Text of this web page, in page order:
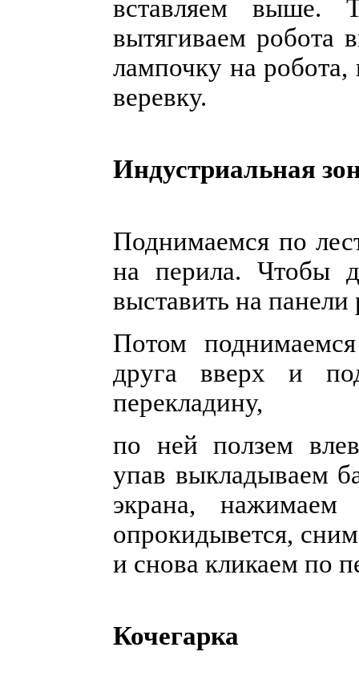
вставляем выше.
вытягиваем робота
лампочку на
веревку.
Индустриальная
Поднимаемся по
на перила. Чтобы
выставить на
Потом
друга вверх и
перекладину,
по ней ползем
упав выкладываем
экрана,
опрокидывется,
и снова кликаем по
Кочегарка